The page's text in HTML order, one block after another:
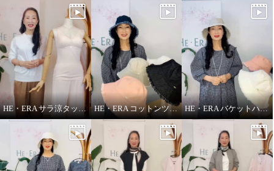
ヘ・エラ 大人のおしゃれで細見
え ギャザーたっぷり バンドカラ
ーワンピース
ショート丈
ヘ・エラ 大人のおしゃれで細見
え ギャザーたっぷり バンドカラ
ーワンピース
ブラック ロング丈
HE・ERA サラ涼タッチ ペチパンツ HE・ERA コットンツイル バケットハット HE・ERA バケットハット